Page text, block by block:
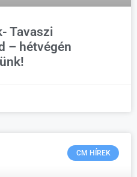
Tavaszi
– hétvégén
CM HÍREK